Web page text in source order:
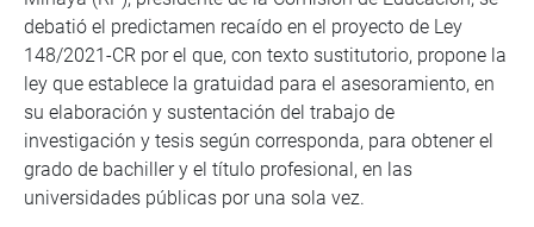
debatió el predictamen recaído en el proyecto de Ley
148/2021-CR por el que, con texto sustitutorio, propone la
ley que establece la gratuidad para el asesoramiento, en
su elaboración y sustentación del trabajo de
investigación y tesis según corresponda, para obtener el
grado de bachiller y el título profesional, en las
universidades públicas por una sola vez.